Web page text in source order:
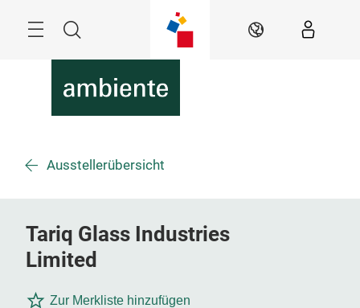
Suche DE
Ausstellerübersicht
Tariq Glass Industries
Limited
Zur Merkliste hinzufügen